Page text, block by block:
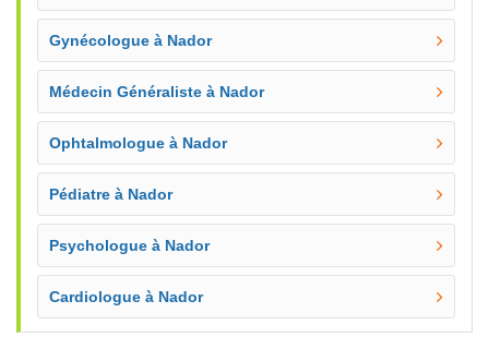
Gynécologue à Nador
Médecin Généraliste à Nador
Ophtalmologue à Nador
Pédiatre à Nador
Psychologue à Nador
Cardiologue à Nador